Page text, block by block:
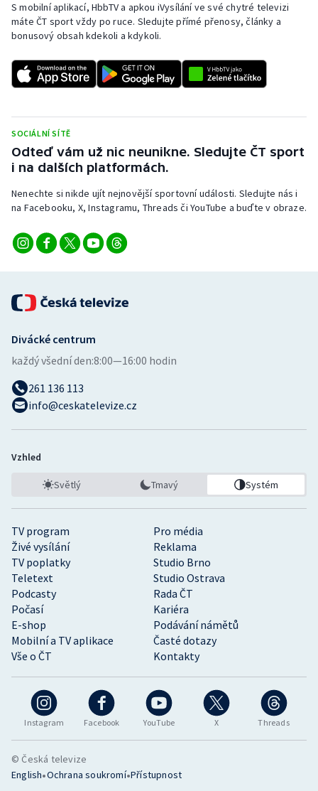
Rychlobruslení
Rychlostní kanoistika
Sportovní střelba
Stolní tenis
Triatlon
Veslování
Volejbal
Ostatní
S mobilní aplikací, HbbTV a apkou iVysílání ve své chytré televizi
máte ČT sport vždy po ruce. Sledujte přímé přenosy, články a
bonusový obsah kdekoli a kdykoli.
SOCIÁLNÍ SÍTĚ
Odteď vám už nic neunikne. Sledujte ČT sport
i na dalších platformách.
Nenechte si nikde ujít nejnovější sportovní události. Sledujte nás i
na Facebooku, X, Instagramu, Threads či YouTube a buďte v obraze.
Instagram Facebook YouTube X Threads
TV program
Pro média
Živé vysílání
Reklama
TV poplatky
Studio Brno
Teletext
Studio Ostrava
Podcasty
Rada ČT
Počasí
Kariéra
E-shop
Podávání námětů
Mobilní a TV aplikace
Časté dotazy
Vše o ČT
Kontakty
Divácké centrum
každý všední den:8:00—16:00 hodin
261 136 113
info@ceskatelevize.cz
Vzhled
Světlý Tmavý Systém
© Česká televize
English•Ochrana soukromí•Přístupnost